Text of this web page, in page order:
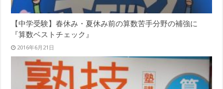
【中学受験】春休み・夏休み前の算数苦手分野の補強に
『算数ベストチェック』
2016年6月21日